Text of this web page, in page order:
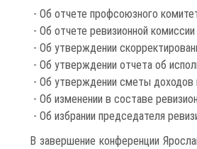
- Об отчете профсоюзного
- Об отчете ревизионной
- Об утверждении
- Об утверждении отчета об
- Об утверждении сметы доходов
- Об изменении в составе
- Об избрании председателя
В завершение конференции